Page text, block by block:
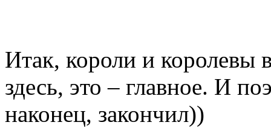
Итак, короли и королевы
здесь, это – главное. И
наконец, закончил))